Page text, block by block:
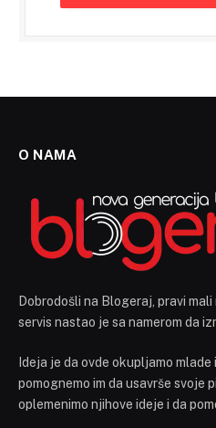
O NAMA
Dobrodošli na Blogeraj, pravi
servis nastao je sa namerom da
Ideja je da ovde okupljamo
pomognemo im da usavrše svoje
oplemenimo njihove ideje i da